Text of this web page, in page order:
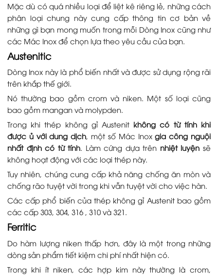
Mặc dù có quá nhiều loại để liệt kê riêng lẻ, những cách
phân loại chung này cung cấp thông tin cơ bản về
những gì bạn mong muốn trong mỗi Dòng Inox cũng như
các Mác Inox để chọn lựa theo yêu cầu của bạn.
Austenitic
Dòng Inox này là phổ biến nhất và được sử dụng rộng rãi
trên khắp thế giới.
Nó thường bao gồm crom và niken. Một số loại cũng
bao gồm mangan và molypden.
Trong khi thép không gỉ Austenit không có từ tính khi
được ủ với dung dịch, một số Mác Inoxgia công nguội
nhất định có từ tính. Làm cứng dựa trên nhiệt luyện sẽ
không hoạt động với các loại thép này.
Tuy nhiên, chúng cung cấp khả năng chống ăn mòn và
chống rão tuyệt vời trong khi vẫn tuyệt vời cho việc hàn.
Các cấp phổ biến của thép không gỉ Austenit bao gồm
các cấp 303, 304, 316 , 310 và 321.
Ferritic
Do hàm lượng niken thấp hơn, đây là một trong những
dòng sản phẩm tiết kiệm chi phí nhất hiện có.
Trong khi ít niken, các hợp kim này thường là crom,